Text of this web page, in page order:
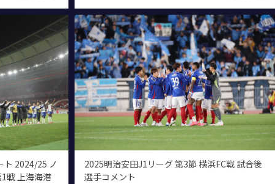
ト 2024/25 ノ
戦 上海海港
2025明治安田J1リーグ 第3節 横浜FC戦 試合後
選手コメント